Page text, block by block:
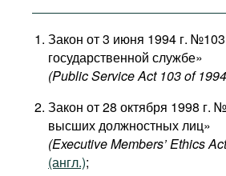
Закон от 3 июня 1994 г.
государственной службе»
(Public Service Act 103 of
Закон от 28 октября 1998 г.
высших должностных лиц»
(Executive Members’ Ethics
(англ.);